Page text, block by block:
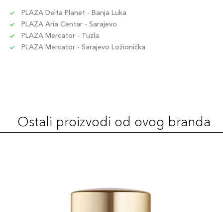
887167612303
2N2
Šifra artikla
PLAZA Delta Planet - Banja Luka
PLAZA Aria Centar - Sarajevo
PLAZA Mercator - Tuzla
PLAZA Mercator - Sarajevo Ložionička
Ostali proizvodi od ovog branda